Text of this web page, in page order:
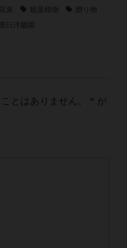
花束 観葉植物
贈り物
黒臼洋蘭園
とはありません。
が